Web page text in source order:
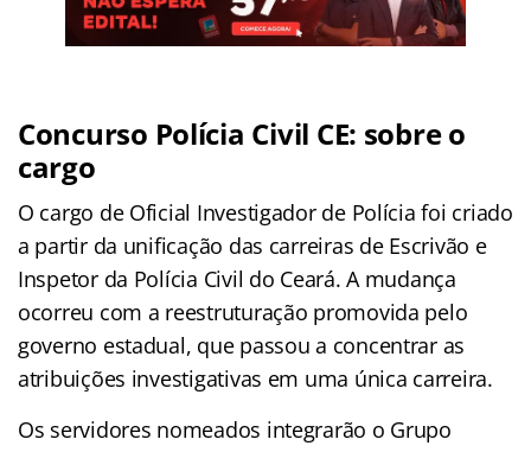
Concurso Polícia Civil CE: sobre o
cargo
O cargo de Oficial Investigador de Polícia foi criado
a partir da unificação das carreiras de Escrivão e
Inspetor da Polícia Civil do Ceará. A mudança
ocorreu com a reestruturação promovida pelo
governo estadual, que passou a concentrar as
atribuições investigativas em uma única carreira.
Os servidores nomeados integrarão o Grupo